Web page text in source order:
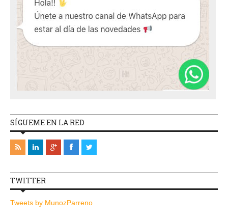
SÍGUEME EN LA RED
TWITTER
Tweets by MunozParreno